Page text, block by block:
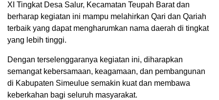
XI Tingkat Desa Salur, Kecamatan Teupah Barat dan
berharap kegiatan ini mampu melahirkan Qari dan Qariah
terbaik yang dapat mengharumkan nama daerah di tingkat
yang lebih tinggi.
Dengan terselenggaranya kegiatan ini, diharapkan
semangat kebersamaan, keagamaan, dan pembangunan
di Kabupaten Simeulue semakin kuat dan membawa
keberkahan bagi seluruh masyarakat.